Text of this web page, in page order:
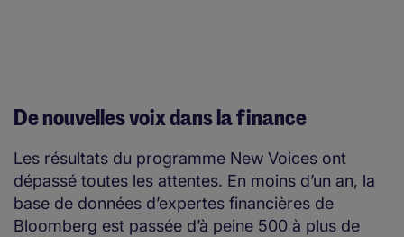
De nouvelles voix dans la finance
Les résultats du programme New Voices ont
dépassé toutes les attentes. En moins d’un an, la
base de données d’expertes financières de
Bloomberg est passée d’à peine 500 à plus de